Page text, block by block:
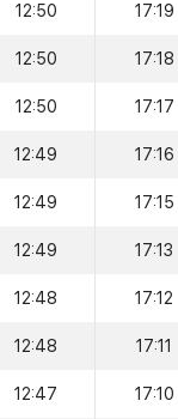
12:50 17:19
12:50 17:18
12:50 17:17
12:49 17:16
12:49 17:15
12:49 17:13
12:48 17:12
12:48 17:11
12:47 17:10